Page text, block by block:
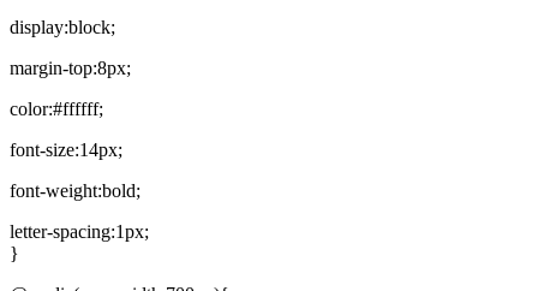
display:block;
margin-top:8px;
color:#ffffff;
font-size:14px;
font-weight:bold;
letter-spacing:1px;
}